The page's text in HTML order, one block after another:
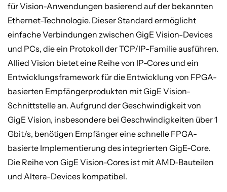
für Vision-Anwendungen basierend auf der bekannten
Ethernet-Technologie. Dieser Standard ermöglicht
einfache Verbindungen zwischen GigE Vision-Devices
und PCs, die ein Protokoll der TCP/IP-Familie ausführen.
Allied Vision bietet eine Reihe von IP-Cores und ein
Entwicklungsframework für die Entwicklung von FPGA-
basierten Empfängerprodukten mit GigE Vision-
Schnittstelle an. Aufgrund der Geschwindigkeit von
GigE Vision, insbesondere bei Geschwindigkeiten über 1
Gbit/s, benötigen Empfänger eine schnelle FPGA-
basierte Implementierung des integrierten GigE-Core.
Die Reihe von GigE Vision-Cores ist mit AMD-Bauteilen
und Altera-Devices kompatibel.